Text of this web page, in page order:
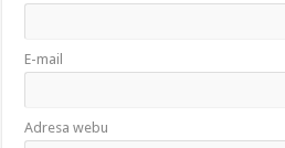
E-mail
Adresa webu